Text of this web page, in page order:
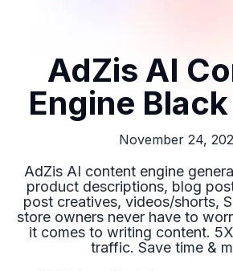
AdZis AI
Engine
November 24,
AdZis AI content engine
product descriptions, blog
post creatives, videos/shorts,
store owners never have to
it comes to writing content.
traffic. Save time &